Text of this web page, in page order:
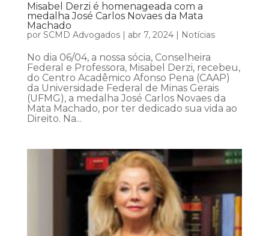
Misabel Derzi é homenageada com a
medalha José Carlos Novaes da Mata
Machado
por SCMD Advogados| abr 7, 2024| Notícias
No dia 06/04, a nossa sócia, Conselheira
Federal e Professora, Misabel Derzi, recebeu,
do Centro Acadêmico Afonso Pena (CAAP)
da Universidade Federal de Minas Gerais
(UFMG), a medalha José Carlos Novaes da
Mata Machado, por ter dedicado sua vida ao
Direito. Na...